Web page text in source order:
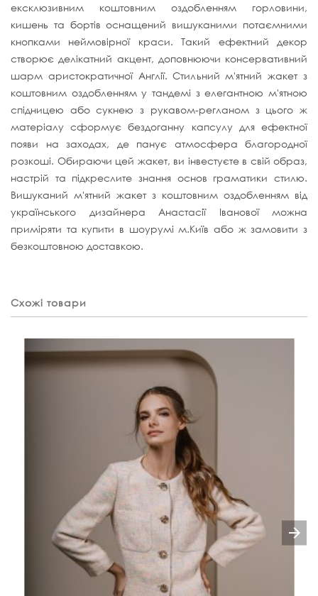
ексклюзивним коштовним оздобленням горловини,
кишень та бортів оснащений вишуканими потаємними
кнопками неймовірної краси.Такий ефектний декор
створює делікатний акцент, доповнюючи консервативний
шарм аристократичної Англії. Стильний м'ятний жакет з
коштовним оздобленням у тандемі з елегантною м'ятною
спідницею або сукнею з рукавом-регланом з цього ж
матеріалу сформує бездоганну капсулу для ефектної
появи на заходах, де панує атмосфера благородної
розкоші. Обираючи цей жакет, ви інвестуєте в свій образ,
настрій та підкреслите знання основ граматики стилю.
Вишуканий м'ятний жакет з коштовним оздобленням від
українського дизайнера Анастасії Іванової можна
приміряти та купити в шоурумі м.Київ або ж замовити з
безкоштовною доставкою.
Схожі товари